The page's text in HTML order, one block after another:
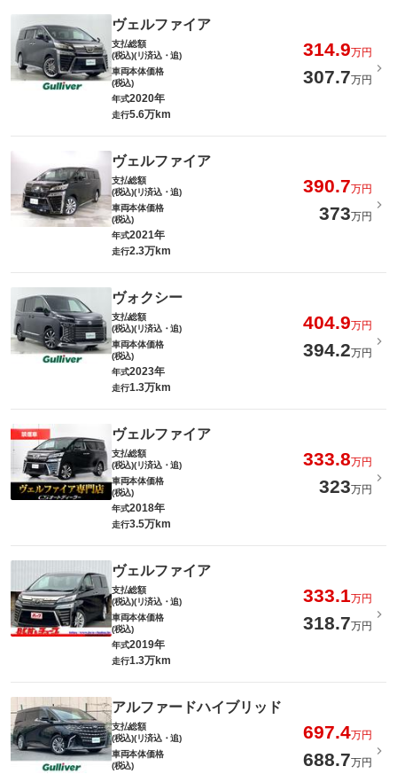
ヴェルファイア
支払総額
(税込)(リ済込・追)
314.9万円
車両本体価格
(税込)
307.7万円
年式2020年
走行5.6万km
ヴェルファイア
支払総額
(税込)(リ済込・追)
390.7万円
車両本体価格
(税込)
373万円
年式2021年
走行2.3万km
ヴォクシー
支払総額
(税込)(リ済込・追)
404.9万円
車両本体価格
(税込)
394.2万円
年式2023年
走行1.3万km
ヴェルファイア
支払総額
(税込)(リ済込・追)
333.8万円
車両本体価格
(税込)
323万円
年式2018年
走行3.5万km
ヴェルファイア
支払総額
(税込)(リ済込・追)
333.1万円
車両本体価格
(税込)
318.7万円
年式2019年
走行1.3万km
アルファードハイブリッド
支払総額
(税込)(リ済込・追)
697.4万円
車両本体価格
(税込)
688.7万円